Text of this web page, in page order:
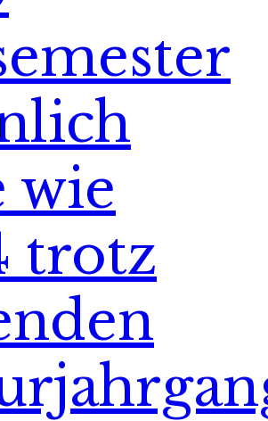
wie
trotz